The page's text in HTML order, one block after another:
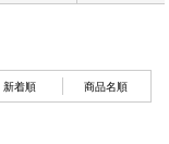
新着順 商品名順